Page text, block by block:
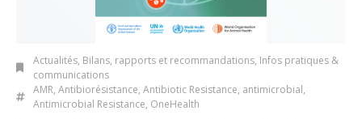
Actualités, Bilans, rapports et recommandations, Infos pratiques &
communications
AMR, Antibiorésistance, Antibiotic Resistance, antimicrobial,
Antimicrobial Resistance, OneHealth